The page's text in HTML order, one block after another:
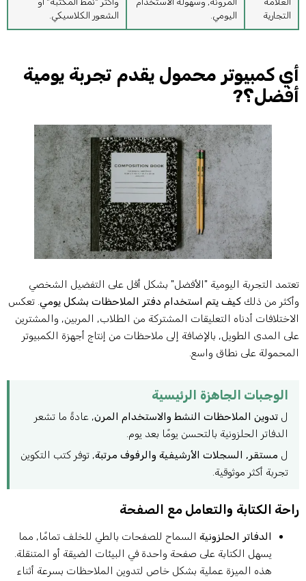
التجارية
اليومي.
الشعور الكلاسيكي.
كمبيوتر محمول يقدم تجربة يومية
التجربة اليومية "الأفضل" بشكل أقل على التفضيل الشخصي
من ذلككيف يتم استخدام دفتر الملاحظات بشكل يومي. تعكس
أدناه التعليقات المشتركة من الطلاب, المربين, والمشترين
المدى الطويل, بالإضافة إلى ملاحظات من إنتاج أجهزة الكمبيوتر
على نطاق واسع.
الوجبات الجاهزة الرئيسية
تدوين الملاحظات النشط والاستخدام المرن, عادةً ما تشعر
الدفاتر الحلزونية بالتحسن يومًا بعد يوم.
مستقر, السجلات الأرشيفية والرفوف مرتبة, توفر كتب التكوين
تجربة أكثر موثوقية.
الكتابة والتعامل مع الصفحة
الدفاتر الحلزونيةالسماح للصفحات بالطي للخلف تمامًا, مما
يسهل الكتابة على صفحة واحدة في البيئات الضيقة أو المتنقلة.
هذه الميزة عملية بشكل خاص لتدوين الملاحظات بسرعة أثناء